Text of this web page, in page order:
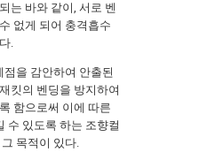
는 바와 같이, 서로 벤
없게 되어 충격흡수
.
을 감안하여 안출된
킷의 벤딩을 방지하여
함으로써 이에 따른
수 있도록 하는 조향컬
목적이 있다.